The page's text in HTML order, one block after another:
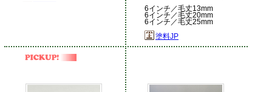
6インチ／毛丈13mm
6インチ／毛丈20mm
6インチ／毛丈25mm
塗料JP